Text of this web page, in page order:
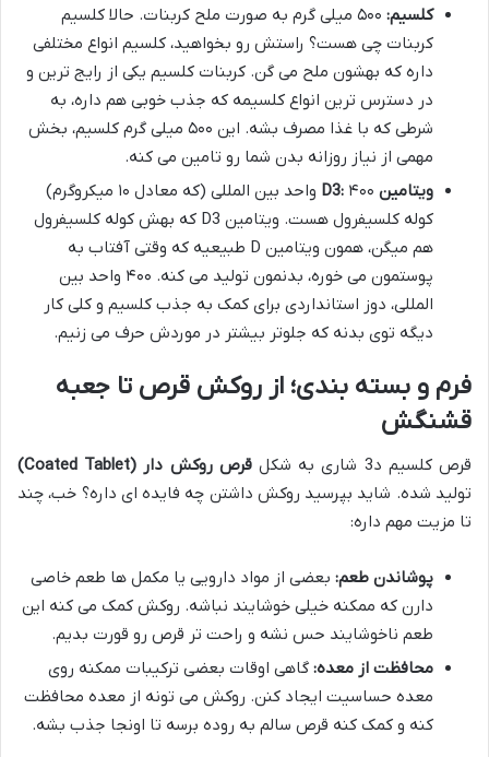
کلسیم:
۵۰۰ میلی گرم به صورت ملح کربنات. حالا کلسیم
کربنات چی هست؟ راستش رو بخواهید، کلسیم انواع مختلفی
داره که بهشون ملح می گن. کربنات کلسیم یکی از رایج ترین و
در دسترس ترین انواع کلسیمه که جذب خوبی هم داره، به
شرطی که با غذا مصرف بشه. این ۵۰۰ میلی گرم کلسیم، بخش
مهمی از نیاز روزانه بدن شما رو تامین می کنه.
ویتامین D3:
۴۰۰ واحد بین المللی (که معادل ۱۰ میکروگرم)
کوله کلسیفرول هست. ویتامین D3 که بهش کوله کلسیفرول
هم میگن، همون ویتامین D طبیعیه که وقتی آفتاب به
پوستمون می خوره، بدنمون تولید می کنه. ۴۰۰ واحد بین
المللی، دوز استانداردی برای کمک به جذب کلسیم و کلی کار
دیگه توی بدنه که جلوتر بیشتر در موردش حرف می زنیم.
فرم و بسته بندی؛ از روکش قرص تا جعبه
قشنگش
قرص کلسیم د3 شاری به شکل
قرص روکش دار (Coated Tablet)
تولید شده. شاید بپرسید روکش داشتن چه فایده ای داره؟ خب، چند
تا مزیت مهم داره:
پوشاندن طعم: بعضی از مواد دارویی یا مکمل ها طعم خاصی
دارن که ممکنه خیلی خوشایند نباشه. روکش کمک می کنه این
طعم ناخوشایند حس نشه و راحت تر قرص رو قورت بدیم.
محافظت از معده: گاهی اوقات بعضی ترکیبات ممکنه روی
معده حساسیت ایجاد کنن. روکش می تونه از معده محافظت
کنه و کمک کنه قرص سالم به روده برسه تا اونجا جذب بشه.